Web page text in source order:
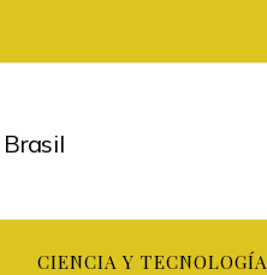
CIENCIA Y TECNOLOGÍA